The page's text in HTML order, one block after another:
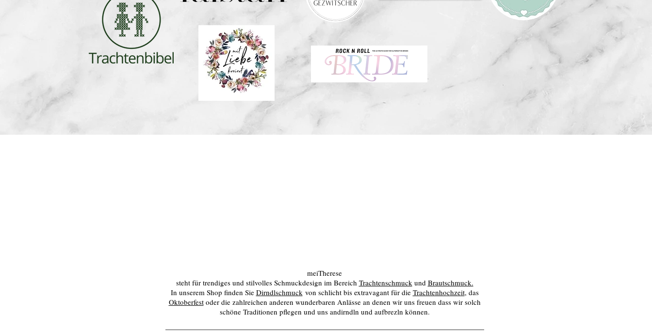
meiTherese
steht für trendiges und stilvolles Schmuckdesign im Bereich Trachtenschmuck und Brautschmuck.
In unserem Shop finden Sie Dirndlschmuck von schlicht bis extravagant für die Trachtenhochzeit, das
Oktoberfestoder die zahlreichen anderen wunderbaren Anlässe an denen wir uns freuen dass wir solch
schöne Traditionen pflegen und uns andirndln und aufbrezln können.